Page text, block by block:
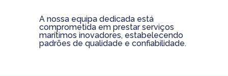
A nossa equipa dedicada está
comprometida em prestar serviços
marítimos inovadores, estabelecendo
padrões de qualidade e confiabilidade.